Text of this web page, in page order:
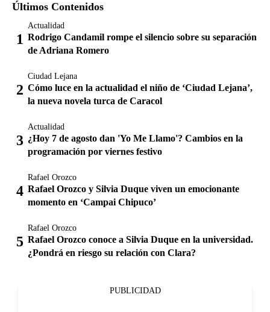
Últimos Contenidos
Actualidad
Rodrigo Candamil rompe el silencio sobre su separación
de Adriana Romero
Ciudad Lejana
Cómo luce en la actualidad el niño de ‘Ciudad Lejana’,
la nueva novela turca de Caracol
Actualidad
¿Hoy 7 de agosto dan 'Yo Me Llamo'? Cambios en la
programación por viernes festivo
Rafael Orozco
Rafael Orozco y Silvia Duque viven un emocionante
momento en ‘Campai Chipuco’
Rafael Orozco
Rafael Orozco conoce a Silvia Duque en la universidad.
¿Pondrá en riesgo su relación con Clara?
PUBLICIDAD